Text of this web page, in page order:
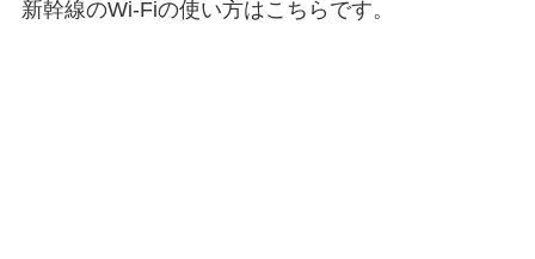
新幹線のWi-Fiの使い方はこちらです。